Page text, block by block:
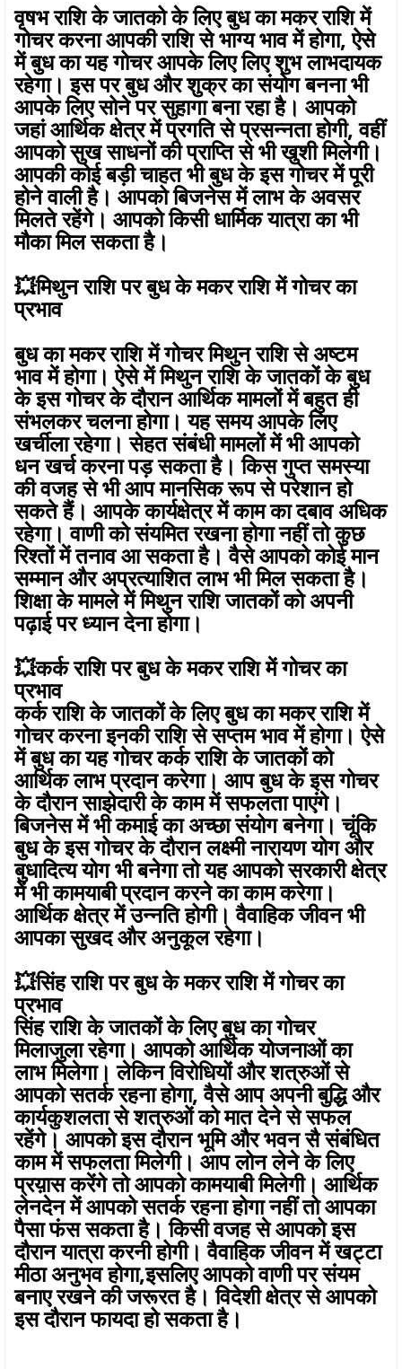
वृषभ राशि के जातको के लिए बुध का मकर राशि में
गोचर करना आपकी राशि से भाग्य भाव में होगा, ऐसे
में बुध का यह गोचर आपके लिए लिए शुभ लाभदायक
रहेगा। इस पर बुध और शुक्र का संयोग बनना भी
आपके लिए सोने पर सुहागा बना रहा है। आपको
जहां आर्थिक क्षेत्र में प्रगति से प्रसन्नता होगी, वहीं
आपको सुख साधनों की प्राप्ति से भी खुशी मिलेगी।
आपकी कोई बड़ी चाहत भी बुध के इस गोचर में पूरी
होने वाली है। आपको बिजनेस में लाभ के अवसर
मिलते रहेंगे। आपको किसी धार्मिक यात्रा का भी
मौका मिल सकता है।
💥मिथुन राशि पर बुध के मकर राशि में गोचर का
प्रभाव
बुध का मकर राशि में गोचर मिथुन राशि से अष्टम
भाव में होगा। ऐसे में मिथुन राशि के जातकों के बुध
के इस गोचर के दौरान आर्थिक मामलों में बहुत ही
संभलकर चलना होगा। यह समय आपके लिए
खर्चीला रहेगा। सेहत संबंधी मामलों में भी आपको
धन खर्च करना पड़ सकता है। किस गुप्त समस्या
की वजह से भी आप मानसिक रूप से परेशान हो
सकते हैं। आपके कार्यक्षेत्र में काम का दबाव अधिक
रहेगा। वाणी को संयमित रखना होगा नहीं तो कुछ
रिश्तों में तनाव आ सकता है। वैसे आपको कोई मान
सम्मान और अप्रत्याशित लाभ भी मिल सकता है।
शिक्षा के मामले में मिथुन राशि जातकों को अपनी
पढ़ाई पर ध्यान देना होगा।
💥कर्क राशि पर बुध के मकर राशि में गोचर का
प्रभाव
कर्क राशि के जातकों के लिए बुध का मकर राशि में
गोचर करना इनकी राशि से सप्तम भाव में होगा। ऐसे
में बुध का यह गोचर कर्क राशि के जातकों को
आर्थिक लाभ प्रदान करेगा। आप बुध के इस गोचर
के दौरान साझेदारी के काम में सफलता पाएंगे।
बिजनेस में भी कमाई का अच्छा संयोग बनेगा। चूंकि
बुध के इस गोचर के दौरान लक्ष्मी नारायण योग और
बुधादित्य योग भी बनेगा तो यह आपको सरकारी क्षेत्र
में भी कामयाबी प्रदान करने का काम करेगा।
आर्थिक क्षेत्र में उन्नति होगी। वैवाहिक जीवन भी
आपका सुखद और अनुकूल रहेगा।
💥सिंह राशि पर बुध के मकर राशि में गोचर का
प्रभाव
सिंह राशि के जातकों के लिए बुध का गोचर
मिलाजुला रहेगा। आपको आर्थिक योजनाओं का
लाभ मिलेगा। लेकिन विरोधियों और शत्रुओं से
आपको सतर्क रहना होगा, वैसे आप अपनी बुद्धि और
कार्यकुशलता से शत्रुओं को मात देने से सफल
रहेंगे। आपको इस दौरान भूमि और भवन सै संबंधित
काम में सफलता मिलेगी। आप लोन लेने के लिए
प्रय़ास करेंगे तो आपको कामयाबी मिलेगी। आर्थिक
लेनदेन में आपको सतर्क रहना होगा नहीं तो आपका
पैसा फंस सकता है। किसी वजह से आपको इस
दौरान यात्रा करनी होगी। वैवाहिक जीवन में खट्टा
मीठा अनुभव होगा,इसलिए आपको वाणी पर संयम
बनाए रखने की जरूरत है। विदेशी क्षेत्र से आपको
इस दौरान फायदा हो सकता है।